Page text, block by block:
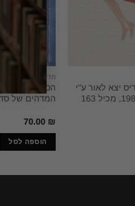
יצא לאור ע"י
הוצאת רבמכר, בשנת 1980, מכיל 163
מדע בדיוני
הסוד של ראמה
המדהים של
70.00 ₪
הוספה לסל